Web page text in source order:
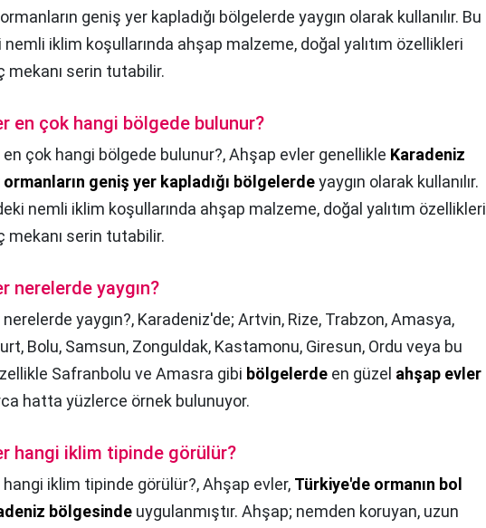
geniş yer kapladığı bölgelerde yaygın olarak kullanılır. Bu
iklim koşullarında ahşap malzeme, doğal yalıtım özellikleri
mekanı serin tutabilir.
en çok hangi bölgede bulunur?
çok hangi bölgede bulunur?,Ahşap evler genellikle Karadeniz
geniş yer kapladığı bölgelerdeyaygın olarak kullanılır.
nemli iklim koşullarında ahşap malzeme, doğal yalıtım özellikleri
mekanı serin tutabilir.
nerelerde yaygın?
yaygın?, Karadeniz'de; Artvin, Rize, Trabzon, Amasya,
Bolu, Samsun, Zonguldak, Kastamonu, Giresun, Ordu veya bu
Safranbolu ve Amasra gibi bölgelerde en güzel ahşap evler
hatta yüzlerce örnek bulunuyor.
hangi iklim tipinde görülür?
iklim tipinde görülür?,Ahşap evler, Türkiye'de ormanın bol
bölgesinde uygulanmıştır. Ahşap; nemden koruyan, uzun